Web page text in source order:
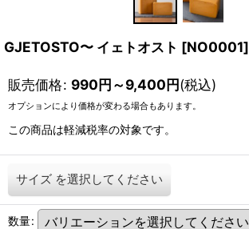
GJETOSTO〜 イェトオスト [NO0001]
販売価格: 990円～9,400円(税込)
オプションにより価格が変わる場合もあります。
この商品は軽減税率の対象です。
サイズ を選択してください
数量: